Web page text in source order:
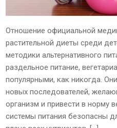
Отношение официальной
растительной диеты среди
методики альтернативного
раздельное питание,
популярными, как никогда.
новых последователей,
организм и привести в норму
системы питания безопасны